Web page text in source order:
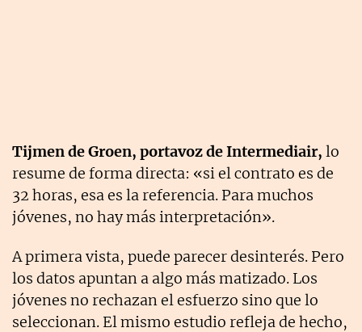
Tijmen de Groen, portavoz de Intermediair, lo
resume de forma directa: «si el contrato es de
32 horas, esa es la referencia. Para muchos
jóvenes, no hay más interpretación».
A primera vista, puede parecer desinterés. Pero
los datos apuntan a algo más matizado. Los
jóvenes no rechazan el esfuerzo sino que lo
seleccionan. El mismo estudio refleja de hecho,